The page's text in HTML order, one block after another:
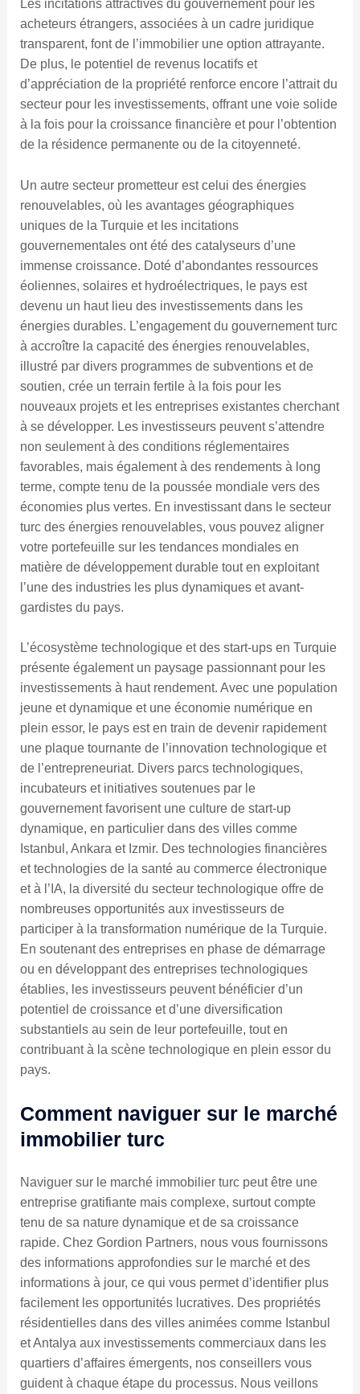
Les incitations attractives du gouvernement pour les
acheteurs étrangers, associées à un cadre juridique
transparent, font de l’immobilier une option attrayante.
De plus, le potentiel de revenus locatifs et
d’appréciation de la propriété renforce encore l’attrait du
secteur pour les investissements, offrant une voie solide
à la fois pour la croissance financière et pour l’obtention
de la résidence permanente ou de la citoyenneté.
Un autre secteur prometteur est celui des énergies
renouvelables, où les avantages géographiques
uniques de la Turquie et les incitations
gouvernementales ont été des catalyseurs d’une
immense croissance. Doté d’abondantes ressources
éoliennes, solaires et hydroélectriques, le pays est
devenu un haut lieu des investissements dans les
énergies durables. L’engagement du gouvernement turc
à accroître la capacité des énergies renouvelables,
illustré par divers programmes de subventions et de
soutien, crée un terrain fertile à la fois pour les
nouveaux projets et les entreprises existantes cherchant
à se développer. Les investisseurs peuvent s’attendre
non seulement à des conditions réglementaires
favorables, mais également à des rendements à long
terme, compte tenu de la poussée mondiale vers des
économies plus vertes. En investissant dans le secteur
turc des énergies renouvelables, vous pouvez aligner
votre portefeuille sur les tendances mondiales en
matière de développement durable tout en exploitant
l’une des industries les plus dynamiques et avant-
gardistes du pays.
L’écosystème technologique et des start-ups en Turquie
présente également un paysage passionnant pour les
investissements à haut rendement. Avec une population
jeune et dynamique et une économie numérique en
plein essor, le pays est en train de devenir rapidement
une plaque tournante de l’innovation technologique et
de l’entrepreneuriat. Divers parcs technologiques,
incubateurs et initiatives soutenues par le
gouvernement favorisent une culture de start-up
dynamique, en particulier dans des villes comme
Istanbul, Ankara et Izmir. Des technologies financières
et technologies de la santé au commerce électronique
et à l’IA, la diversité du secteur technologique offre de
nombreuses opportunités aux investisseurs de
participer à la transformation numérique de la Turquie.
En soutenant des entreprises en phase de démarrage
ou en développant des entreprises technologiques
établies, les investisseurs peuvent bénéficier d’un
potentiel de croissance et d’une diversification
substantiels au sein de leur portefeuille, tout en
contribuant à la scène technologique en plein essor du
pays.
Comment naviguer sur le marché
immobilier turc
Naviguer sur le marché immobilier turc peut être une
entreprise gratifiante mais complexe, surtout compte
tenu de sa nature dynamique et de sa croissance
rapide. Chez Gordion Partners, nous vous fournissons
des informations approfondies sur le marché et des
informations à jour, ce qui vous permet d’identifier plus
facilement les opportunités lucratives. Des propriétés
résidentielles dans des villes animées comme Istanbul
et Antalya aux investissements commerciaux dans les
quartiers d’affaires émergents, nos conseillers vous
guident à chaque étape du processus. Nous veillons